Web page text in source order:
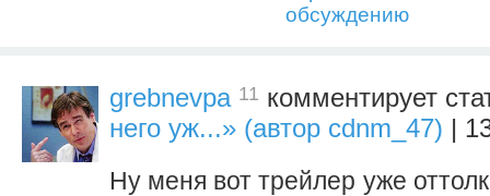
обсуждению
grebnevpa 11 комментирует
него уж...» (автор cdnm_47) |
Ну меня вот трейлер уже